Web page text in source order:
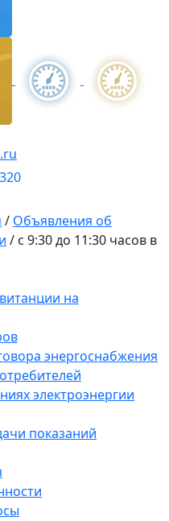
/ Объявления об
/ с 9:30 до 11:30 часов в
на
энергоснабжения
электроэнергии
показаний